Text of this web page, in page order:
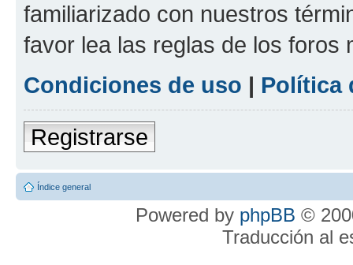
familiarizado con nuestros
favor lea las reglas de los foros
Condiciones de uso | Política
Registrarse
Índice general
Powered by phpBB ©
Traducción al